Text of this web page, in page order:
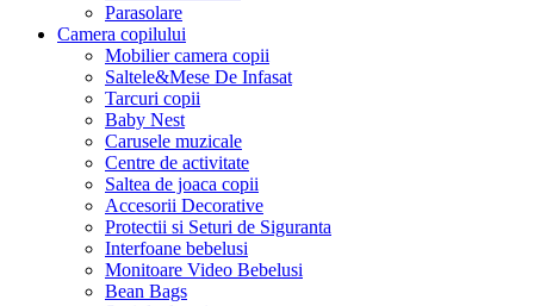
Parasolare
Camera copilului
Mobilier camera copii
Saltele&Mese De Infasat
Tarcuri copii
Baby Nest
Carusele muzicale
Centre de activitate
Saltea de joaca copii
Accesorii Decorative
Protectii si Seturi de Siguranta
Interfoane bebelusi
Monitoare Video Bebelusi
Bean Bags